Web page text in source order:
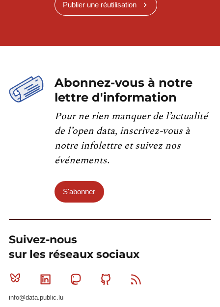
Publier une réutilisation
Abonnez-vous à notre
lettre d'information
Pour ne rien manquer de l’actualité
de l’open data, inscrivez-vous à
notre infolettre et suivez nos
événements.
S'abonner
Suivez-nous
sur les réseaux sociaux
Bluesky Linkedin MastodonGithub
info@data.public.lu